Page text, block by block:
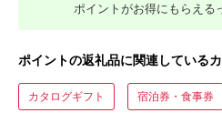
ポイントがお得にもらえる
ポイントの返礼品に関連している
カタログギフト 宿泊券・食事券